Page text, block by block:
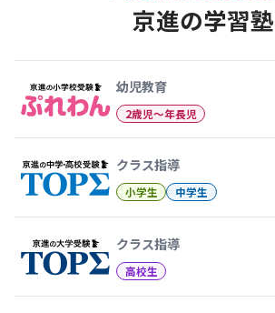
京進の学習塾
幼児教育
2歳児〜年長児
クラス指導
小学生 中学生
クラス指導
高校生